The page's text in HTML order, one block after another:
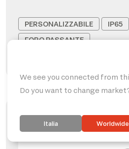
PERSONALIZZABILE
IP65
FORO PASSANTE